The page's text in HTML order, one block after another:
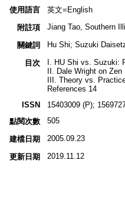
使用語言
英文=English
附註項
Jiang Tao, Southern
關鍵詞 Hu Shi; Suzuki
目次
I. HU Shi vs. Suzuki:
II. Dale Wright on
III. Theory vs.
References 14
ISSN
15403009 (P);
點閱次數
505
建檔日期 2005.09.23
更新日期 2019.11.12